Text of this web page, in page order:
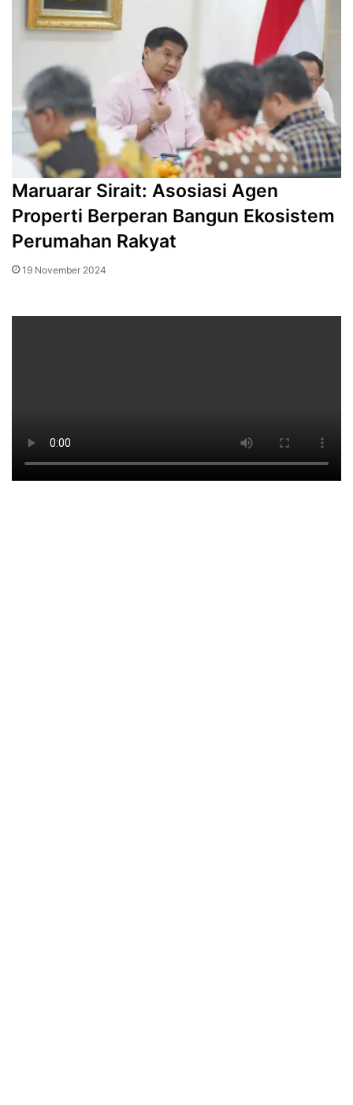
Maruarar Sirait: Asosiasi Agen
Properti Berperan Bangun Ekosistem
Perumahan Rakyat
19 November 2024